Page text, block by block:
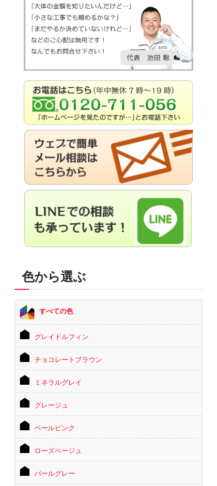
色から選ぶ
すべての色
グレイドルフィン
チョコレートブラウン
ミネラルグレイ
グレージュ
ペールピンク
ローズベージュ
パールグレー